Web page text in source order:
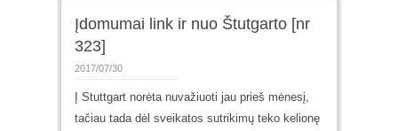
Įdomumai link ir nuo Štutgarto [nr
323]
2017/07/30
Į Stuttgart norėta nuvažiuoti jau prieš mėnesį,
tačiau tada dėl sveikatos sutrikimų teko kelionę